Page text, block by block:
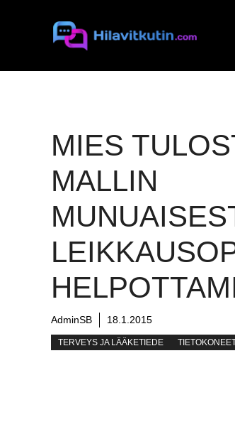
MIES
MALLIN
AdminSB 18.1.2015
TERVEYS JA LÄÄKETIEDE